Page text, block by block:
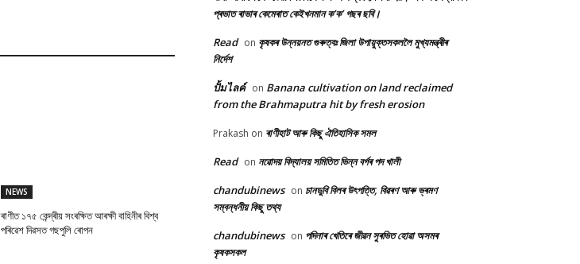
NEWS
ৰাণীত ১৭৫ কেন্দ্ৰীয় সংৰক্ষিত আৰক্ষী বাহিনীৰ বিশ্ব
পৰিৱেশ দিৱসত গছপুলি ৰোপন
প্ৰভাত ৰাভাৰ কেমেৰাত কেইখনমান ক’ক’ গছৰ ছবি।
Read on কৃষকৰ উন্নয়নত গুৰুত্বঃ জিলা উপায়ুক্তসকললৈ মুখ্যমন্ত্ৰীৰ
নিৰ্দেশ
ปั้มไลค์ on Banana cultivation on land reclaimed
from the Brahmaputra hit by fresh erosion
Prakash on ৰাণীহাট আৰু কিছু ঐতিহাসিক সমল
Read on নৱোদয় বিদ্যালয় সমিতিত ভিন্ন বৰ্গৰ পদ খালী
chandubinews on চানডুবি বিলৰ উৎপত্তি, বিৱৰণ আৰু ভ্ৰমণ
সম্বন্ধনীয় কিছু তথ্য
chandubinews on পদিনাৰ খেতিৰে জীৱন সুৰভিত হোৱা অসমৰ
কৃষকসকল